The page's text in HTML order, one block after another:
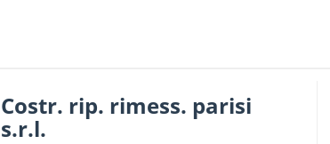
Costr. rip. rimess. parisi
s.r.l.